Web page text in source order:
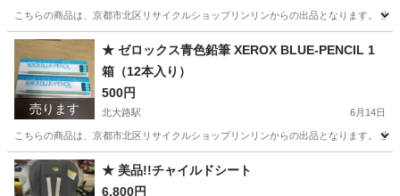
こちらの商品は、京都市北区リサイクルショップリンリンからの出品となります。
京都 京都市 北大路駅 靴/バッグ
売ります
★ ゼロックス青色鉛筆 XEROX BLUE-PENCIL 1
箱（12本入り）
500円
北大路駅 6月14日
こちらの商品は、京都市北区リサイクルショップリンリンからの出品となります。
京都 京都市 北大路駅 生活雑貨 XEROX
★ 美品!!チャイルドシート
6,800円